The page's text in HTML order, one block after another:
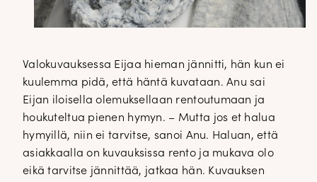
Valokuvauksessa Eijaa hieman jännitti, hän kun ei
kuulemma pidä, että häntä kuvataan. Anu sai
Eijan iloisella olemuksellaan rentoutumaan ja
houkuteltua pienen hymyn. – Mutta jos et halua
hymyillä, niin ei tarvitse, sanoi Anu. Haluan, että
asiakkaalla on kuvauksissa rento ja mukava olo
eikä tarvitse jännittää, jatkaa hän. Kuvauksen